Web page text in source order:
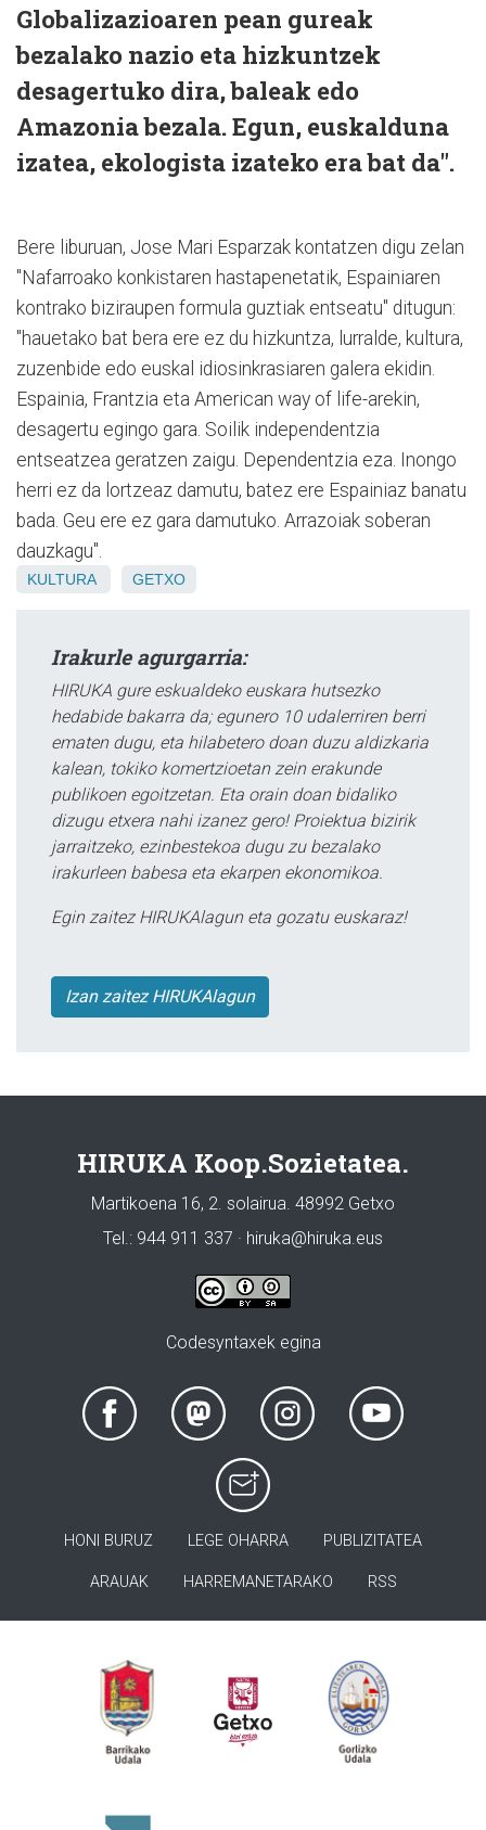
Globalizazioaren pean gureak
bezalako nazio eta hizkuntzek
desagertuko dira, baleak edo
Amazonia bezala. Egun, euskalduna
izatea, ekologista izateko era bat da".
Bere liburuan, Jose Mari Esparzak kontatzen digu zelan
"Nafarroako konkistaren hastapenetatik, Espainiaren
kontrako biziraupen formula guztiak entseatu" ditugun:
"hauetako bat bera ere ez du hizkuntza, lurralde, kultura,
zuzenbide edo euskal idiosinkrasiaren galera ekidin.
Espainia, Frantzia eta American way of life-arekin,
desagertu egingo gara. Soilik independentzia
entseatzea geratzen zaigu. Dependentzia eza. Inongo
herri ez da lortzeaz damutu, batez ere Espainiaz banatu
bada. Geu ere ez gara damutuko. Arrazoiak soberan
dauzkagu".
KULTURA GETXO
Irakurle agurgarria:
HIRUKA gure eskualdeko euskara hutsezko
hedabide bakarra da; egunero 10 udalerriren berri
ematen dugu, eta hilabetero doan duzu aldizkaria
kalean, tokiko komertzioetan zein erakunde
publikoen egoitzetan. Eta orain doan bidaliko
dizugu etxera nahi izanez gero! Proiektua bizirik
jarraitzeko, ezinbestekoa dugu zu bezalako
irakurleen babesa eta ekarpen ekonomikoa.
Egin zaitez HIRUKAlagun eta gozatu euskaraz!
Izan zaitez HIRUKAlagun
HIRUKA Koop.Sozietatea.
Martikoena 16, 2. solairua. 48992 Getxo
Tel.: 944 911 337 · hiruka@hiruka.eus
Codesyntaxek egina
HONI BURUZ LEGE OHARRA PUBLIZITATEA
ARAUAK HARREMANETARAKO RSS